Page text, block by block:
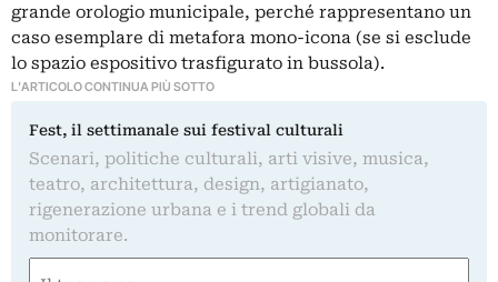
grande orologio municipale, perché rappresentano un
caso esemplare di metafora mono-icona (se si esclude
lo spazio espositivo trasfigurato in bussola).
L'ARTICOLO CONTINUA PIÙ SOTTO
Fest, il settimanale sui festival culturali
Scenari, politiche culturali, arti visive, musica,
teatro, architettura, design, artigianato,
rigenerazione urbana e i trend globali da
monitorare.